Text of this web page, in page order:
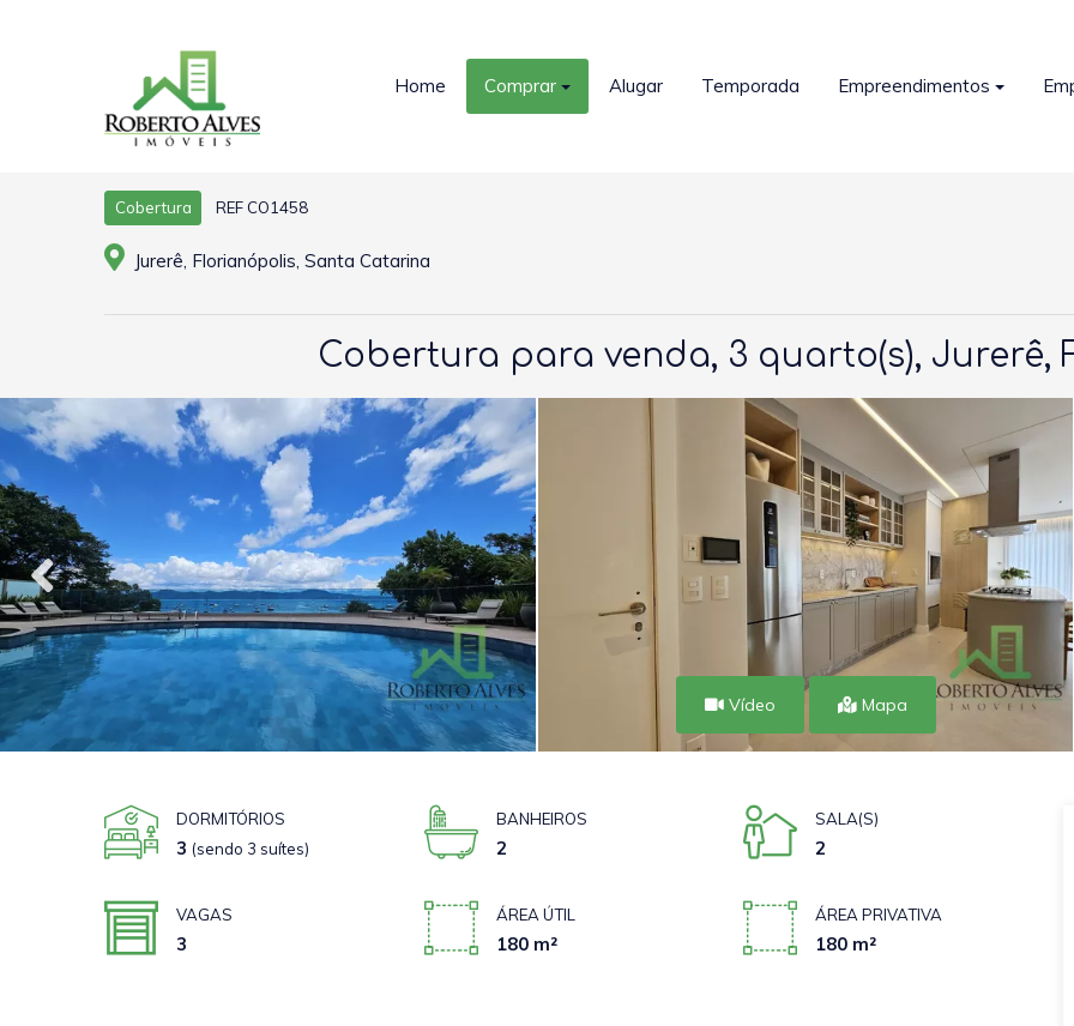
Home Comprar Alugar Temporada Empreendimentos
Cobertura REF CO1458
Jurerê, Florianópolis, Santa Catarina
Cobertura para venda, 3 quarto(s), Jurerê,
Vídeo Mapa
DORMITÓRIOS
3 (sendo 3 suítes)
BANHEIROS
2
SALA(S)
2
VAGAS
3
ÁREA ÚTIL
180 m²
ÁREA PRIVATIVA
180 m²